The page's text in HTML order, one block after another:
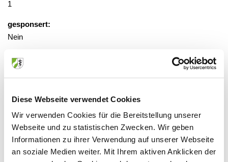
Diese Webseite verwendet Cookies
Wir verwenden Cookies für die Bereitstellung unserer
Webseite und zu statistischen Zwecken. Wir geben
Informationen zu ihrer Verwendung auf unserer Webseite
an soziale Medien weiter. Mit Ihrem aktiven Anklicken der
1
gesponsert:
Nein
Veranstaltungsort: